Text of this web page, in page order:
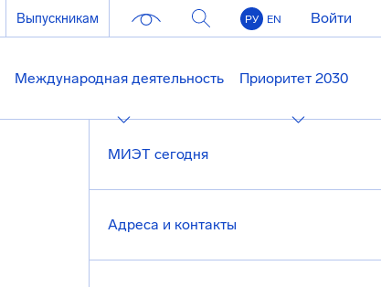
Выпускникам РУ EN Войти
Международная деятельность Приоритет 2030
МИЭТ сегодня
Адреса и контакты